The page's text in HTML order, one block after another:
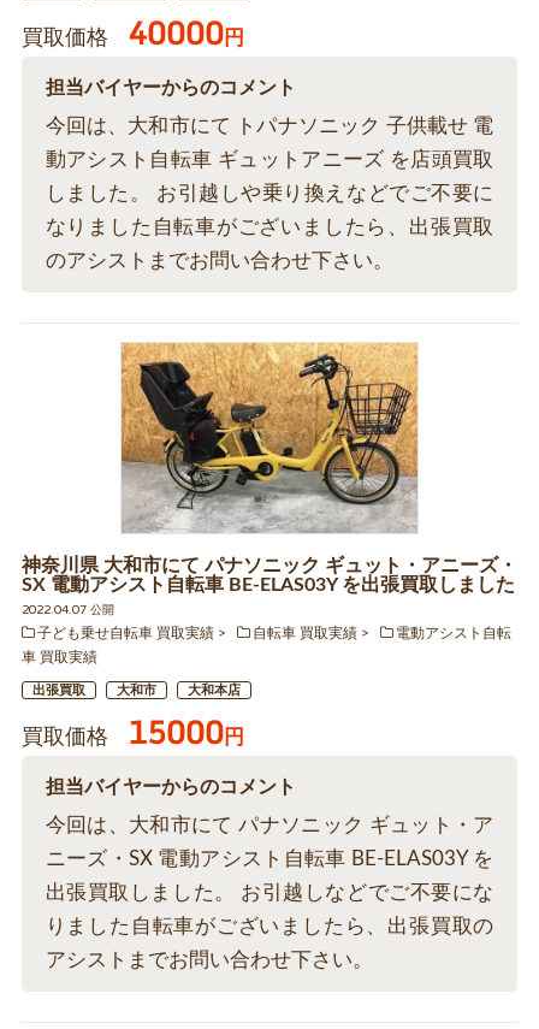
買取価格 40000円
担当バイヤーからのコメント
今回は、大和市にて トパナソニック 子供載せ 電
動アシスト自転車 ギュットアニーズ を店頭買取
しました。 お引越しや乗り換えなどでご不要に
なりました自転車がございましたら、出張買取
のアシストまでお問い合わせ下さい。
神奈川県 大和市にて パナソニック ギュット・アニーズ・
SX 電動アシスト自転車 BE-ELAS03Y を出張買取しました
2022.04.07 公開
子ども乗せ自転車 買取実績
自転車 買取実績
電動アシスト自転
車 買取実績
出張買取 大和市 大和本店
買取価格 15000円
担当バイヤーからのコメント
今回は、大和市にて パナソニック ギュット・ア
ニーズ・SX 電動アシスト自転車 BE-ELAS03Y を
出張買取しました。 お引越しなどでご不要にな
りました自転車がございましたら、出張買取の
アシストまでお問い合わせ下さい。